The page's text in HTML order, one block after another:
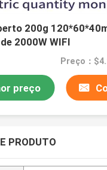
200g
2000W WIFI
preço
PRODUTO